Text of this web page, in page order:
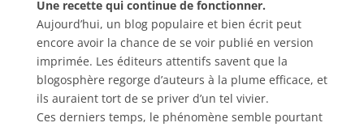
Une recette qui continue de fonctionner.
Aujourd’hui, un blog populaire et bien écrit peut
encore avoir la chance de se voir publié en version
imprimée. Les éditeurs attentifs savent que la
blogosphère regorge d’auteurs à la plume efficace, et
ils auraient tort de se priver d’un tel vivier.
Ces derniers temps, le phénomène semble pourtant